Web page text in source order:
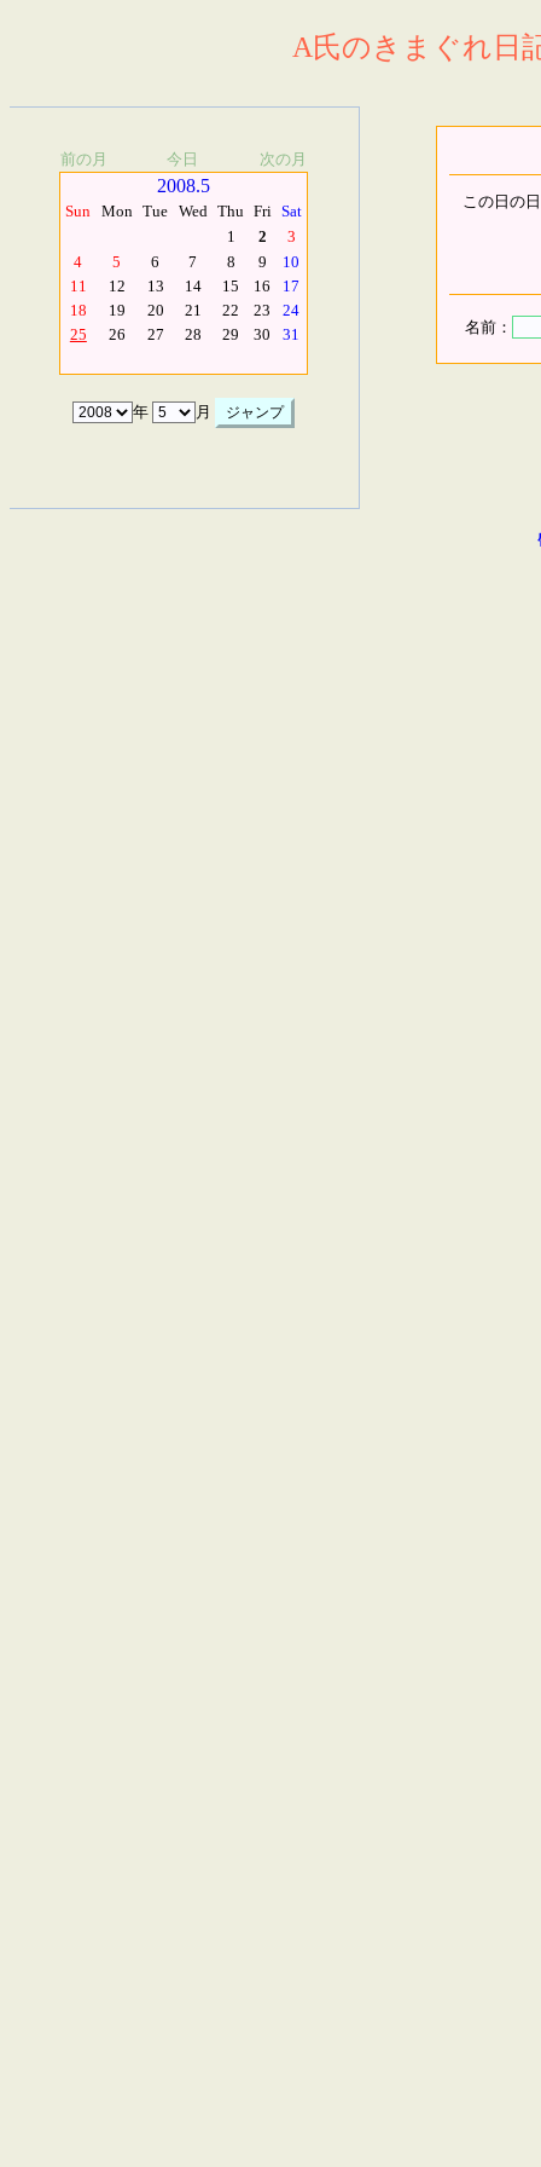
A氏のきまぐれ日
前の月 今日 次の月
2008.5
Sun Mon Tue Wed Thu Fri Sat
1
2
3
4
5 6 7 8 9
10
11
12 13 14 15 16
17
18
19 20 21 22 23
24
25
26 27 28 29 30 31
年 月
この日の
名前：